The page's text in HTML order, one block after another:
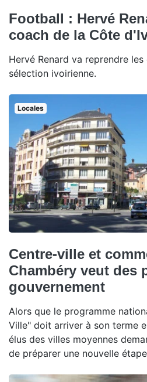
Football : Hervé
coach de la Côte
Hervé Renard va reprendre
sélection ivoirienne.
Locales
Centre-ville et
Chambéry veut des
gouvernement
Alors que le programme
Ville" doit arriver à son terme
élus des villes moyennes
de préparer une nouvelle